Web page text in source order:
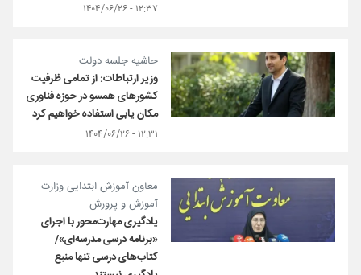
۱۲:۳۷ - ۱۴۰۴/۰۶/۲۶
حاشیه جلسه دولت
وزیر ارتباطات: از تمامی ظرفیت
کشورهای همسو در حوزه فناوری
مکان یابی استفاده خواهیم کرد
۱۲:۳۱ - ۱۴۰۴/۰۶/۲۶
معاون آموزش ابتدایی وزارت
آموزش و پرورش:
یادگیری مهارت‌محور با اجرای
«برنامه‌ درسی مدرسه‌ای»/
کتاب‌های درسی تنها منبع